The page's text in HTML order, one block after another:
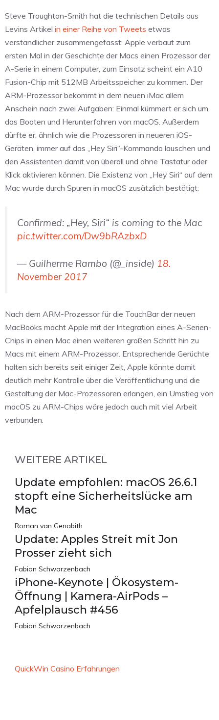
Steve Troughton-Smith hat die technischen Details aus
Levins Artikel in einer Reihe von Tweets etwas
verständlicher zusammengefasst: Apple verbaut zum
ersten Mal in der Geschichte der Macs einen Prozessor der
A-Serie in einem Computer, zum Einsatz scheint ein A10
Fusion-Chip mit 512MB Arbeitsspeicher zu kommen. Der
ARM-Prozessor bekommt in dem neuen iMac allem
Anschein nach zwei Aufgaben: Einmal kümmert er sich um
das Booten und Herunterfahren von macOS. Außerdem
dürfte er, ähnlich wie die Prozessoren in neueren iOS-
Geräten, immer auf das „Hey Siri“-Kommando lauschen und
den Assistenten damit von überall und ohne Tastatur oder
Klick aktivieren können. Die Existenz von „Hey Siri“ auf dem
Mac wurde durch Spuren in macOS zusätzlich bestätigt:
Confirmed: „Hey, Siri“ is coming to the Mac
pic.twitter.com/Dw9bRAzbxD
— Guilherme Rambo (@_inside) 18.
November 2017
Nach dem ARM-Prozessor für die TouchBar der neuen
MacBooks macht Apple mit der Integration eines A-Serien-
Chips in einen Mac einen weiteren großen Schritt hin zu
Macs mit einem ARM-Prozessor. Entsprechende Gerüchte
halten sich bereits seit einiger Zeit, Apple könnte damit
deutlich mehr Kontrolle über die Veröffentlichung und die
Gestaltung der Mac-Prozessoren erlangen, ein Umstieg von
macOS zu ARM-Chips wäre jedoch auch mit viel Arbeit
verbunden.
WEITERE ARTIKEL
Update empfohlen: macOS 26.6.1
stopft eine Sicherheitslücke am
Mac
Roman van Genabith
Update: Apples Streit mit Jon
Prosser zieht sich
Fabian Schwarzenbach
iPhone-Keynote | Ökosystem-
Öffnung | Kamera-AirPods –
Apfelplausch #456
Fabian Schwarzenbach
QuickWin Casino Erfahrungen